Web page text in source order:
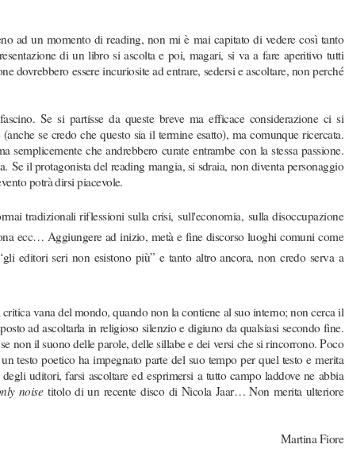
ad un momento di reading, non mi è mai capitato di vedere così tanto
di un libro si ascolta e poi, magari, si va a fare aperitivo tutti
dovrebbero essere incuriosite ad entrare, sedersi e ascoltare, non perché
Se si partisse da queste breve ma efficace considerazione ci si
se credo che questo sia il termine esatto), ma comunque ricercata.
che andrebbero curate entrambe con la stessa passione.
Se il protagonista del reading mangia, si sdraia, non diventa personaggio
potrà dirsi piacevole.
tradizionali riflessioni sulla crisi,sull'economia, sulla disoccupazione
ecc… Aggiungere ad inizio, metà e fine discorso luoghi comuni come
editori seri non esistono più” e tanto altro ancora, non credo serva a
vana del mondo, quando non la contiene al suo interno; non cerca il
ad ascoltarla in religioso silenzio e digiuno da qualsiasi secondo fine.
non il suono delle parole, delle sillabe e dei versi che si rincorrono. Poco
testo poetico ha impegnato parte del suo tempo per quel testo e merita
uditori, farsi ascoltare ed esprimersi a tutto campo laddove ne abbia
noisetitolo di un recente disco di Nicola Jaar… Non merita ulteriore
Martina Fiore